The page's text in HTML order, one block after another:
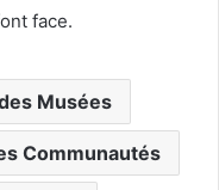
face.
Musées
Communautés